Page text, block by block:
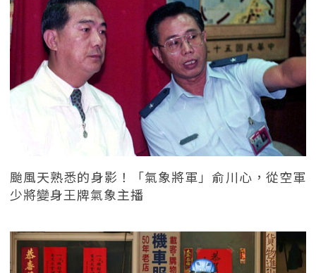
颱風天熟悉的身影！「氣象將軍」俞川心，從空軍
少將變身王牌氣象主播